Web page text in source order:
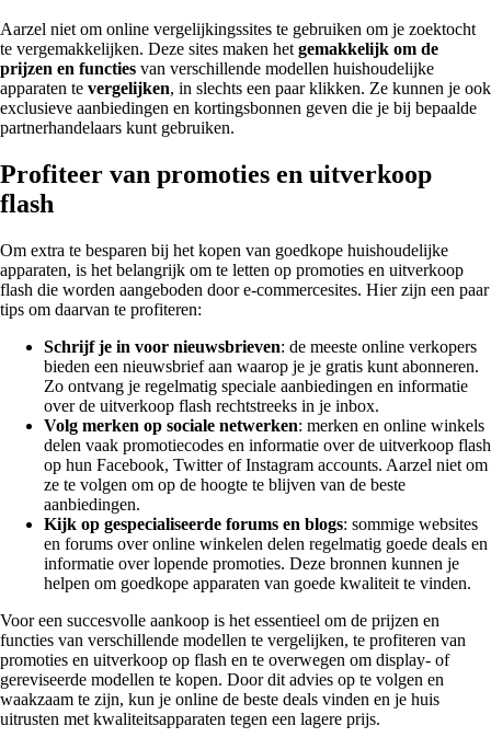
Aarzel niet om online vergelijkingssites te gebruiken om je zoektocht
te vergemakkelijken. Deze sites maken het gemakkelijk om de
prijzen en functies van verschillende modellen huishoudelijke
apparaten te vergelijken, in slechts een paar klikken. Ze kunnen je ook
exclusieve aanbiedingen en kortingsbonnen geven die je bij bepaalde
partnerhandelaars kunt gebruiken.
Profiteer van promoties en uitverkoop
flash
Om extra te besparen bij het kopen van goedkope huishoudelijke
apparaten, is het belangrijk om te letten op promoties en uitverkoop
flash die worden aangeboden door e-commercesites. Hier zijn een paar
tips om daarvan te profiteren:
Schrijf je in voor nieuwsbrieven: de meeste online verkopers
bieden een nieuwsbrief aan waarop je je gratis kunt abonneren.
Zo ontvang je regelmatig speciale aanbiedingen en informatie
over de uitverkoop flash rechtstreeks in je inbox.
Volg merken op sociale netwerken: merken en online winkels
delen vaak promotiecodes en informatie over de uitverkoop flash
op hun Facebook, Twitter of Instagram accounts. Aarzel niet om
ze te volgen om op de hoogte te blijven van de beste
aanbiedingen.
Kijk op gespecialiseerde forums en blogs: sommige websites
en forums over online winkelen delen regelmatig goede deals en
informatie over lopende promoties. Deze bronnen kunnen je
helpen om goedkope apparaten van goede kwaliteit te vinden.
Voor een succesvolle aankoop is het essentieel om de prijzen en
functies van verschillende modellen te vergelijken, te profiteren van
promoties en uitverkoop op flash en te overwegen om display- of
gereviseerde modellen te kopen. Door dit advies op te volgen en
waakzaam te zijn, kun je online de beste deals vinden en je huis
uitrusten met kwaliteitsapparaten tegen een lagere prijs.